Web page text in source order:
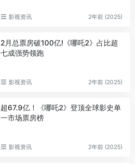
影视资讯 2年前 (2025)
2月总票房破100亿!《哪吒2》占比超
七成强势领跑
影视资讯 2年前 (2025)
超67.9亿！《哪吒2》登顶全球影史单
一市场票房榜
影视资讯 2年前 (2025)